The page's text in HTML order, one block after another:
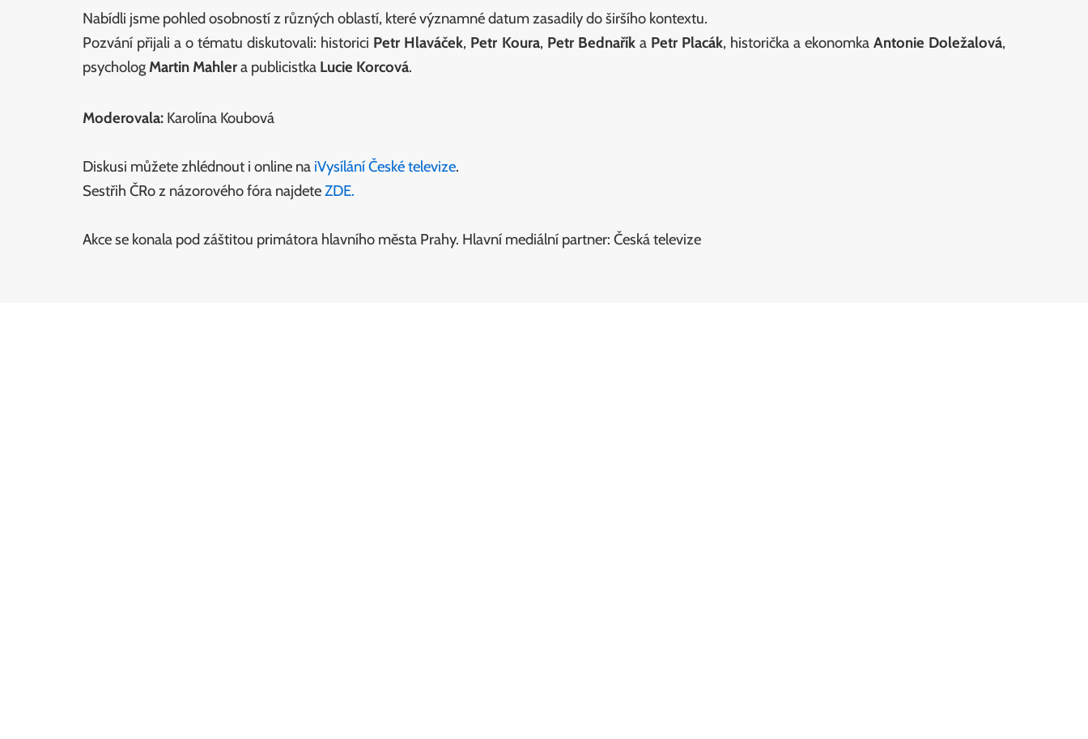
Nabídli jsme pohled osobností z různých oblastí, které významné datum zasadily do širšího kontextu.
Pozvání přijali a o tématu diskutovali: historici Petr Hlaváček, Petr Koura, Petr Bednaříka Petr Placák, historička a ekonomkaAntonie Doležalová,
psycholog Martin Mahlera publicistka Lucie Korcová.
Moderovala: Karolína Koubová
Diskusi můžete zhlédnout i online na iVysílání České televize.
Sestřih ČRo z názorového fóra najdeteZDE.
Akce se konala pod záštitou primátora hlavního města Prahy. Hlavní mediální partner: Česká televize